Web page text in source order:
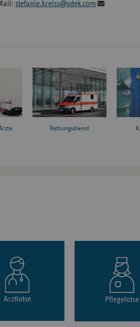
stefanie.kreiss@vdek.com
Rettungsdienst
Arztlotse Pflegelotse